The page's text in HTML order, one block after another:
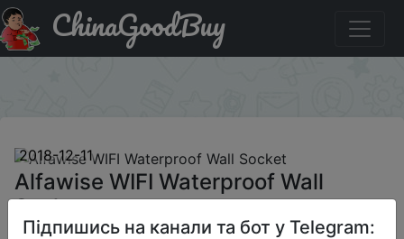
Купити по знижці APDY011 Alfawise WIFI Waterproof Wall
Socket
ChinaGoodBuy
2018-12-11
Alfawise WIFI Waterproof Wall
Socket
Підпишись на канали та бот у Telegram: